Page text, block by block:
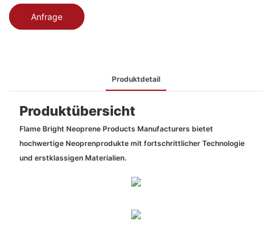
Anfrage
Produktdetail
Produktübersicht
Flame Bright Neoprene Products Manufacturers bietet
hochwertige Neoprenprodukte mit fortschrittlicher Technologie
und erstklassigen Materialien.